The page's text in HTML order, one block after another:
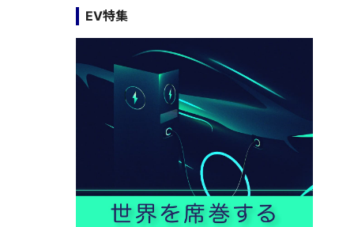
EV特集